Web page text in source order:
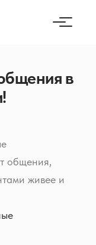
в
общения,
живее и